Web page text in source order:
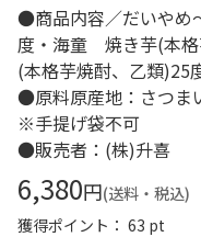
●商品内容／だいやめ
度・海童 焼き芋(本格
(本格芋焼酎、乙類
●原料原産地：さつま
※手提げ袋不可
●販売者：(株)升喜
6,380円(送料・税込)
獲得ポイント： 63 pt